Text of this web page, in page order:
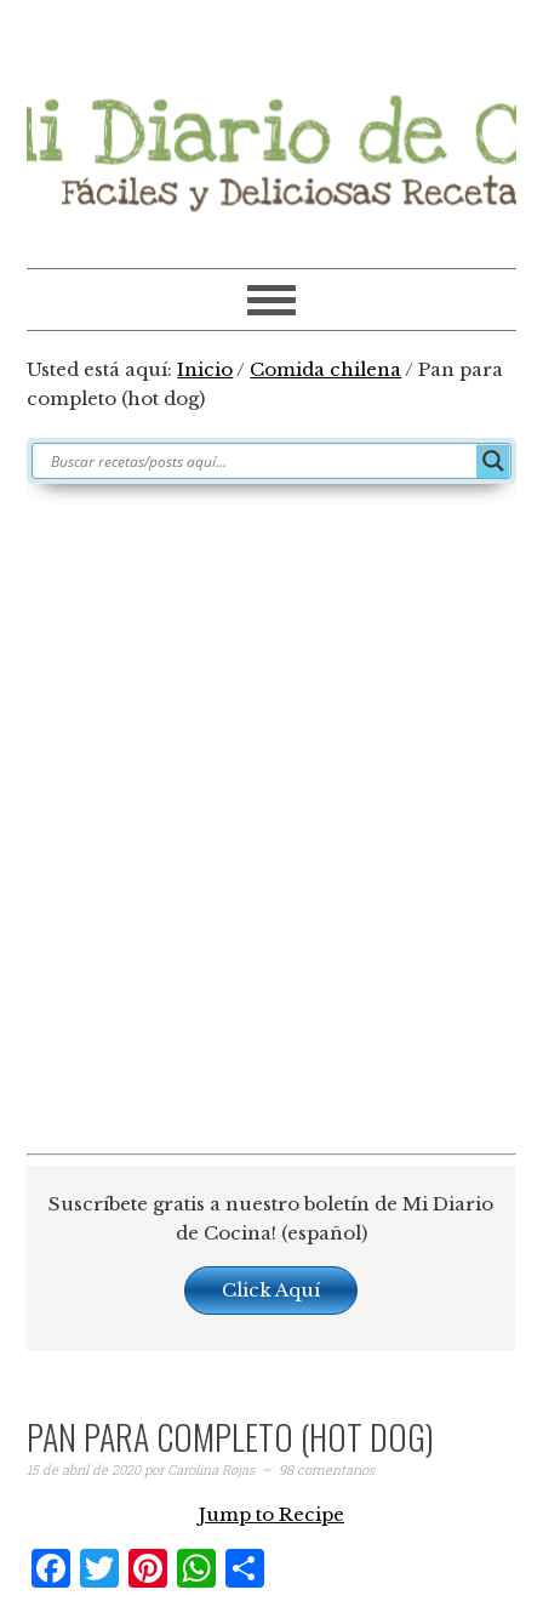
principal
principal
barra
lateral
primaria
de
página
Usted está aquí:Inicio/ Comida chilena/ Pan para
completo (hot dog)
Suscríbete gratis a nuestro boletín de Mi Diario
de Cocina! (español)
Click Aquí
PAN PARA COMPLETO (HOT DOG)
15 de abril de 2020porCarolina Rojas 98 comentarios
Jump to Recipe
Facebook
Twitter
Pinterest
WhatsApp